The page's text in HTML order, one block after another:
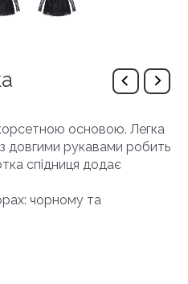
основою. Легка
з довгими рукавами робить
спідниця додає
чорному та